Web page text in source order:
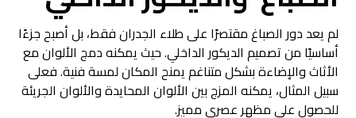
لم يعد دور الصباغ مقتصرًا على طلاء الجدران فقط، بل أصبح جزءًا
أساسيًا من تصميم الديكور الداخلي. حيث يمكنه دمج الألوان مع
الأثاث والإضاءة بشكل متناغم يمنح المكان لمسة فنية. فعلى
سبيل المثال، يمكنه المزج بين الألوان المحايدة والألوان الجريئة
للحصول على مظهر عصري مميز.